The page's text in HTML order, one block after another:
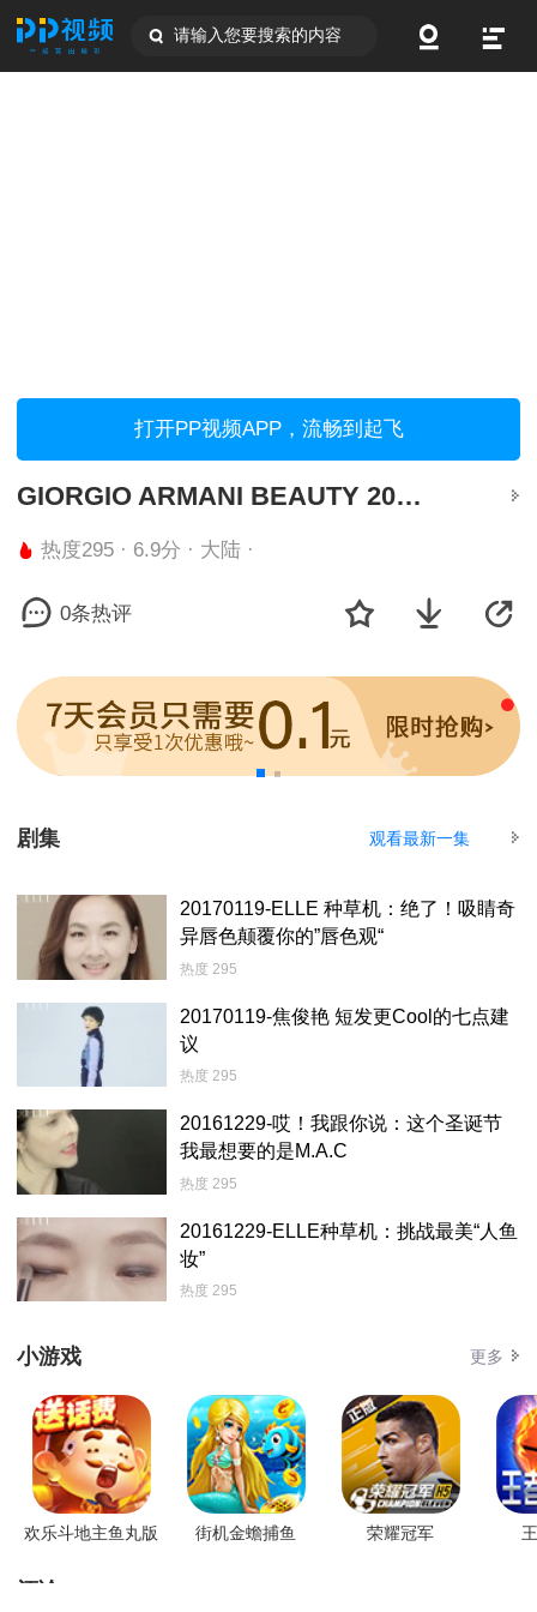
请输入您要搜索的内容
打开PP视频APP，流畅到起飞
GIORGIO ARMANI BEAUTY 2016圣诞节限量彩妆妆容大起底
热度295 · 6.9分 · 大陆 ·
0条热评
剧集 观看最新一集
20170119-ELLE 种草机：绝了！吸睛奇
异唇色颠覆你的”唇色观“
热度 295
20170119-焦俊艳 短发更Cool的七点建
议
热度 295
20161229-哎！我跟你说：这个圣诞节
我最想要的是M.A.C
热度 295
20161229-ELLE种草机：挑战最美“人鱼
妆”
热度 295
小游戏 更多
欢乐斗地主鱼丸版 街机金蟾捕鱼 荣耀冠军
评论